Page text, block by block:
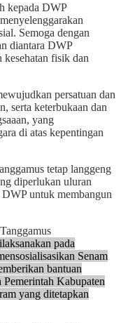
kepada DWP
Semoga dengan
diantara DWP
kesehatan fisik dan
persatuan dan
serta keterbukaan dan
yang
di atas kepentingan
tetap langgeng
diperlukan uluran
untuk membangun
pada
Senam
bantuan
Kabupaten
yang ditetapkan